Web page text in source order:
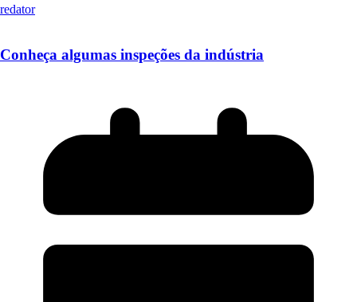
redator
Conheça algumas inspeções da indústria